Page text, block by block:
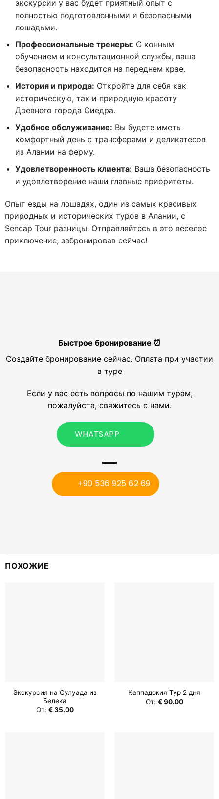
экскурсии у вас будет приятный опыт с
полностью подготовленными и безопасными
лошадьми.
Профессиональные тренеры: С конным
обучением и консультационной службы, ваша
безопасность находится на переднем крае.
История и природа: Откройте для себя как
историческую, так и природную красоту
Древнего города Сиедра.
Удобное обслуживание: Вы будете иметь
комфортный день с трансферами и деликатесов
из Алании на ферму.
Удовлетворенность клиента: Ваша безопасность
и удовлетворение наши главные приоритеты.
Опыт езды на лошадях, один из самых красивых
природных и исторических туров в Алании, с
Sencap Tour разницы. Отправляйтесь в это веселое
приключение, забронировав сейчас!
Быстрое бронирование ⏰
Создайте бронирование сейчас. Оплата при участии
в туре
Если у вас есть вопросы по нашим турам,
пожалуйста, свяжитесь с нами.
WHATSAPP
+90 536 925 62 69
ПОХОЖИЕ
Экскурсия на Сулуада из
Белека
От: €35.00
Каппадокия Тур 2 дня
От: €90.00